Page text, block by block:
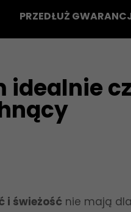
idealnie
PRZEDŁUŻ
i świeżość nie mają